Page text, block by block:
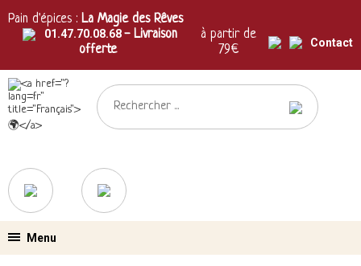
Pain d'épices : La Magie des Rêves
01.47.70.08.68- Livraison
offerte
à partir de
79€
Contact
Menu